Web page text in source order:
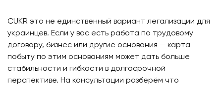
CUKR это не единственный вариант легализации для
украинцев. Если у вас есть работа по трудовому
договору, бизнес или другие основания — карта
побыту по этим основаниям может дать больше
стабильности и гибкости в долгосрочной
перспективе. На консультации разберём что